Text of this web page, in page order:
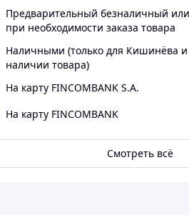
Предварительный безналичный
при необходимости заказа товара
Наличными (только для Кишинёва
наличии товара)
На карту FINCOMBANK S.A.
На карту FINCOMBANK
Смотреть всё